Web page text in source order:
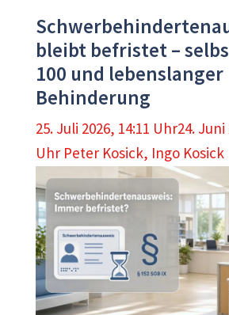
bleibt befristet –
100 und lebenslanger
Behinderung
25. Juli 2026, 14:11 Uhr24. Juni
Uhr Peter Kosick, Ingo Kosick